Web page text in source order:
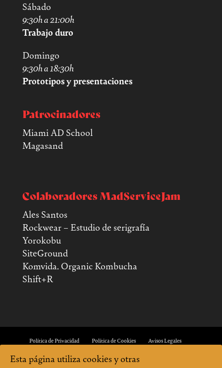
Sábado
9:30h a 21:00h
Trabajo duro
Domingo
9:30h a 18:30h
Prototipos y presentaciones
Patrocinadores
Miami AD School
Magasand
Colaboradores MadServiceJam
Ales Santos
Rockwear – Estudio de serigrafía
Yorokobu
SiteGround
Komvida. Organic Kombucha
Shift+R
Política de Privacidad Política de Cookies Avisos Legales
Esta página utiliza cookies y otras